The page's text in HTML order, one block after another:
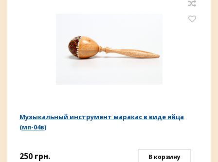
Музыкальный инструмент маракас в виде яйца
(мп-04в)
250 грн. В корзину